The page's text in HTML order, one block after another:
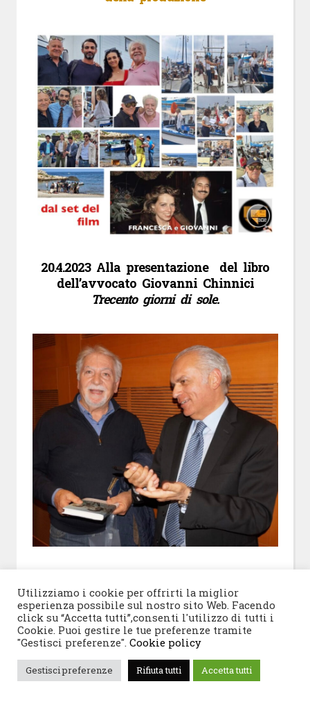
20.4.2023 Alla presentazione del libro
dell’avvocato Giovanni Chinnici
Trecento giorni di sole.
FRANCESCO MIRABELLA
Utilizziamo i cookie per offrirti la miglior
esperienza possibile sul nostro sito Web. Facendo
click su “Accetta tutti”,consenti l'utilizzo di tutti i
Cookie. Puoi gestire le tue preferenze tramite
"Gestisci preferenze". Cookie policy
Gestisci preferenze Rifiuta tutti Accetta tutti